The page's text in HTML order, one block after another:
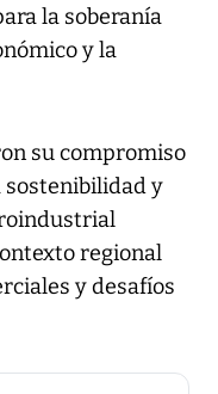
la soberanía
y la
su compromiso
y
regional
y desafíos